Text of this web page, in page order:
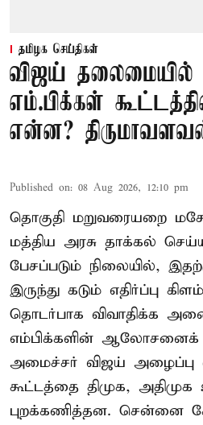
தமிழக செய்திகள்
விஜய் தலைமையில்
எம்.பிக்கள்
என்ன?
Published on: 08 Aug 2026, 12:10 pm
தொகுதி மறுவரையறை
மத்திய அரசு தாக்கல்
பேசப்படும் நிலையில்,
இருந்து கடும் எதிர்ப்பு
தொடர்பாக விவாதிக்க
எம்பிக்களின் ஆலோசனைக்
அமைச்சர் விஜய் அழைப்பு
கூட்டத்தை திமுக,
புறக்கணித்தன. சென்னை